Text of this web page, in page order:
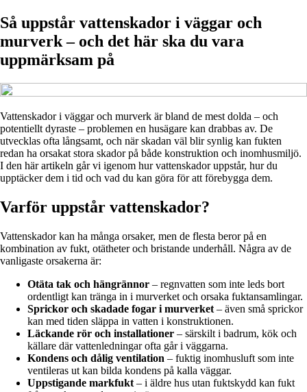
Så uppstår vattenskador i väggar och
murverk – och det här ska du vara
uppmärksam på
Vattenskador i väggar och murverk är bland de mest dolda – och
potentiellt dyraste – problemen en husägare kan drabbas av. De
utvecklas ofta långsamt, och när skadan väl blir synlig kan fukten
redan ha orsakat stora skador på både konstruktion och inomhusmiljö.
I den här artikeln går vi igenom hur vattenskador uppstår, hur du
upptäcker dem i tid och vad du kan göra för att förebygga dem.
Varför uppstår vattenskador?
Vattenskador kan ha många orsaker, men de flesta beror på en
kombination av fukt, otätheter och bristande underhåll. Några av de
vanligaste orsakerna är:
Otäta tak och hängrännor – regnvatten som inte leds bort
ordentligt kan tränga in i murverket och orsaka fuktansamlingar.
Sprickor och skadade fogar i murverket – även små sprickor
kan med tiden släppa in vatten i konstruktionen.
Läckande rör och installationer – särskilt i badrum, kök och
källare där vattenledningar ofta går i väggarna.
Kondens och dålig ventilation – fuktig inomhusluft som inte
ventileras ut kan bilda kondens på kalla väggar.
Uppstigande markfukt – i äldre hus utan fuktskydd kan fukt